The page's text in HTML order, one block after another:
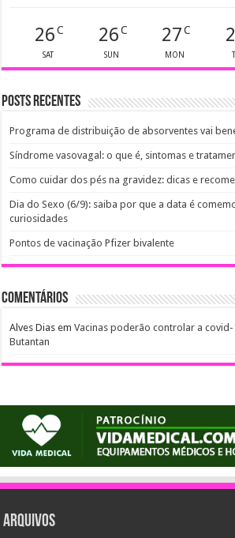
26C
SAT
26C
SUN
27 C
MON
Posts recentes
Programa de distribuição de absorventes vai
Síndrome vasovagal: o que é, sintomas e
Como cuidar dos pés na gravidez: dicas e
Dia do Sexo (6/9): saiba por que a data é
curiosidades
Pontos de vacinação Pfizer bivalente
Comentários
Alves Dias emVacinas poderão controlar a
Butantan
Arquivos